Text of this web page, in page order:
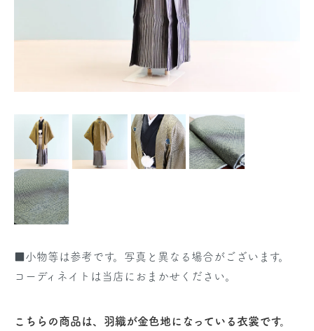
■小物等は参考です。写真と異なる場合がございます。
コーディネイトは当店におまかせください。
こちらの商品は、羽織が金色地になっている衣裳です。